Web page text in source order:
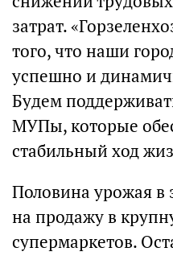
затрат.
того, что наши
успешно и
Будем
МУПы, которые
стабильный ход
Половина урожая в
на продажу в
супермаркетов.